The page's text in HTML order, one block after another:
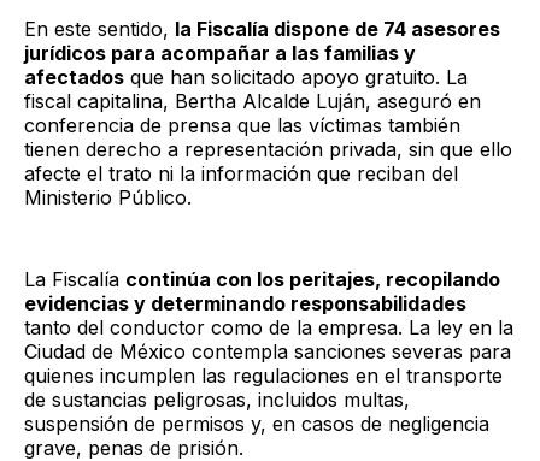
En este sentido, la Fiscalía dispone de 74 asesores
jurídicos para acompañar a las familias y
afectados que han solicitado apoyo gratuito. La
fiscal capitalina, Bertha Alcalde Luján, aseguró en
conferencia de prensa que las víctimas también
tienen derecho a representación privada, sin que ello
afecte el trato ni la información que reciban del
Ministerio Público.
La Fiscalía continúa con los peritajes, recopilando
evidencias y determinando responsabilidades
tanto del conductor como de la empresa. La ley en la
Ciudad de México contempla sanciones severas para
quienes incumplen las regulaciones en el transporte
de sustancias peligrosas, incluidos multas,
suspensión de permisos y, en casos de negligencia
grave, penas de prisión.